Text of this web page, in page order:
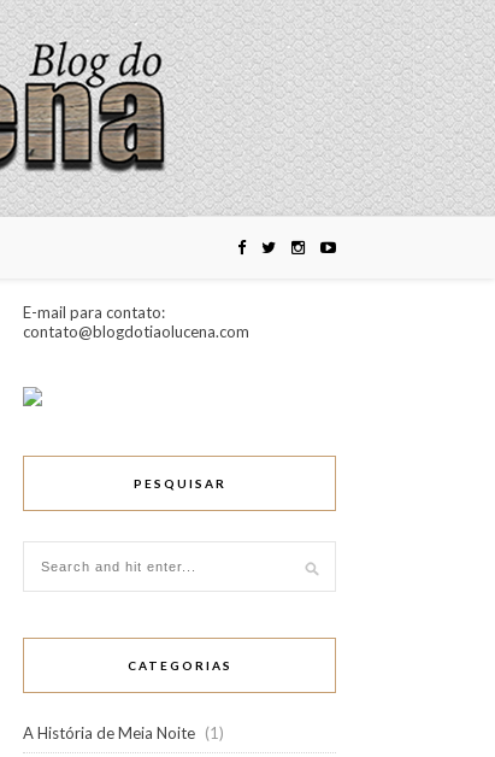
E-mail para contato:
contato@blogdotiaolucena.com
PESQUISAR
CATEGORIAS
A História de Meia Noite (1)